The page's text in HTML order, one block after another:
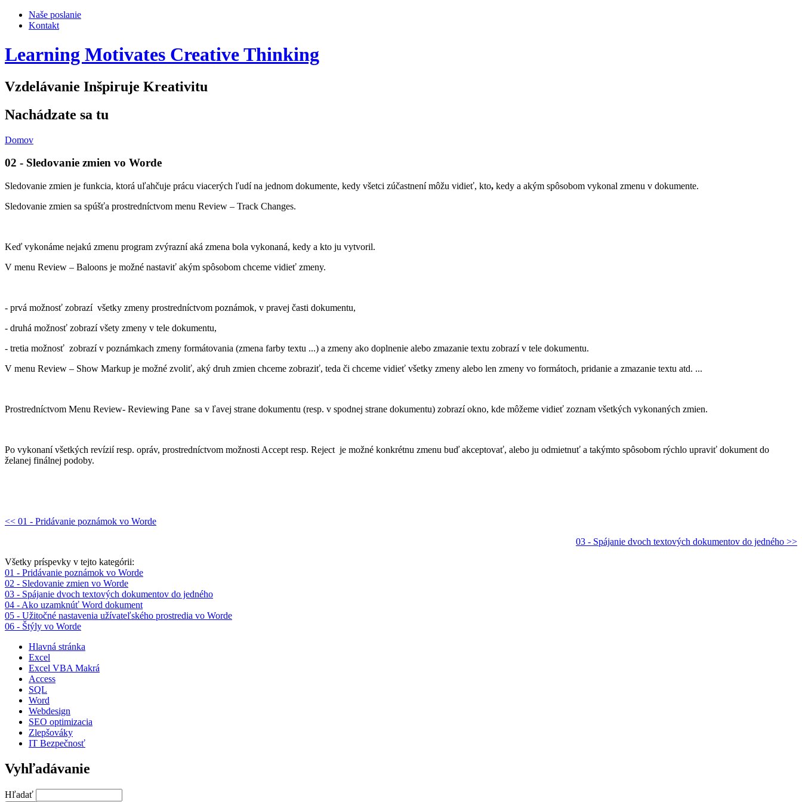
Naše poslanie
Kontakt
Learning Motivates Creative Thinking
Vzdelávanie Inšpiruje Kreativitu
Nachádzate sa tu
Domov
02 - Sledovanie zmien vo Worde
Sledovanie zmien je funkcia, ktorá uľahčuje prácu viacerých ľudí na jednom dokumente, kedy všetci zúčastnení môžu vidieť, kto, kedy a akým spôsobom vykonal zmenu v dokumente.
Sledovanie zmien sa spúšťa prostredníctvom menu Review – Track Changes.
Keď vykonáme nejakú zmenu program zvýrazní aká zmena bola vykonaná, kedy a kto ju vytvoril.
V menu Review – Baloons je možné nastaviť akým spôsobom chceme vidieť zmeny.
- prvá možnosť zobrazí všetky zmeny prostredníctvom poznámok, v pravej časti dokumentu,
- druhá možnosť zobrazí všety zmeny v tele dokumentu,
- tretia možnosť zobrazí v poznámkach zmeny formátovania (zmena farby textu ...) a zmeny ako doplnenie alebo zmazanie textu zobrazí v tele dokumentu.
V menu Review – Show Markup je možné zvoliť, aký druh zmien chceme zobraziť, teda či chceme vidieť všetky zmeny alebo len zmeny vo formátoch, pridanie a zmazanie textu atd. ...
Prostredníctvom Menu Review- Reviewing Pane sa v ľavej strane dokumentu (resp. v spodnej strane dokumentu) zobrazí okno, kde môžeme vidieť zoznam všetkých vykonaných zmien.
Po vykonaní všetkých revízií resp. opráv, prostredníctvom možnosti Accept resp. Reject je možné konkrétnu zmenu buď akceptovať, alebo ju odmietnuť a takýmto spôsobom rýchlo upraviť dokument do
želanej finálnej podoby.
<< 01 - Pridávanie poznámok vo Worde
03 - Spájanie dvoch textových dokumentov do jedného >>
Všetky príspevky v tejto kategórii:
01 - Pridávanie poznámok vo Worde
02 - Sledovanie zmien vo Worde
03 - Spájanie dvoch textových dokumentov do jedného
04 - Ako uzamknúť Word dokument
05 - Užitočné nastavenia užívateľského prostredia vo Worde
06 - Štýly vo Worde
Hlavná stránka
Excel
Excel VBA Makrá
Access
SQL
Word
Webdesign
SEO optimizacia
Zlepšováky
IT Bezpečnosť
Vyhľadávanie
Hľadať